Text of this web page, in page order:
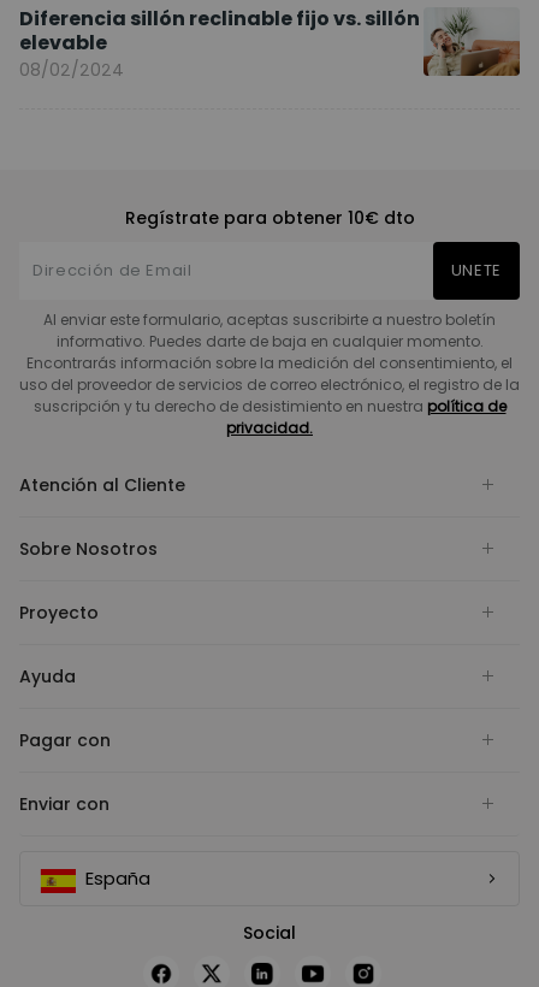
Diferencia sillón reclinable fijo vs. sillón
elevable
08/02/2024
Regístrate para obtener 10€ dto
UNETE
Al enviar este formulario, aceptas suscribirte a nuestro boletín
informativo. Puedes darte de baja en cualquier momento.
Encontrarás información sobre la medición del consentimiento, el
uso del proveedor de servicios de correo electrónico, el registro de la
suscripción y tu derecho de desistimiento en nuestra política de
privacidad.
Atención al Cliente
Sobre Nosotros
Proyecto
Ayuda
Pagar con
Enviar con
España
Social